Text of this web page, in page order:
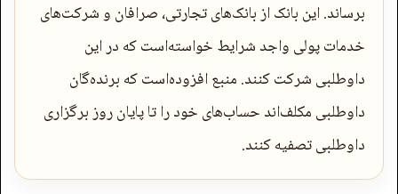
برساند. این بانک از بانک‌های تجارتی، صرافان و شرکت‌های
خدمات پولی واجد شرایط خواسته‌است که در این
داوطلبی شرکت کنند. منبع افزوده‌است که برنده‌گان
داوطلبی مکلف‌اند حساب‌های خود را تا پایان روز برگزاری
داوطلبی تصفیه کنند.